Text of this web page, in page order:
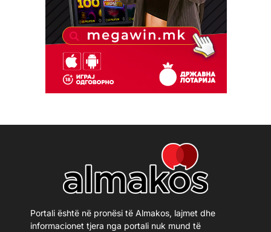
Portali është në pronësi të Almakos, lajmet dhe
informacionet tjera nga portali nuk mund të